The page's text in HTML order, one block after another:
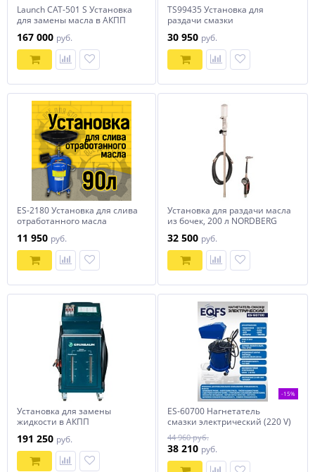
Launch CAT-501 S Установка
для замены масла в АКПП
167 000 руб.
TS99435 Установка для
раздачи смазки
30 950 руб.
ES-2180 Установка для слива
отработанного масла
11 950 руб.
Установка для раздачи масла
из бочек, 200 л NORDBERG
32 500 руб.
Установка для замены
жидкости в АКПП
ATF4000N
191 250 руб.
-15%
ES-60700 Нагнетатель
смазки электрический (220 V)
44 960 руб.
38 210 руб.